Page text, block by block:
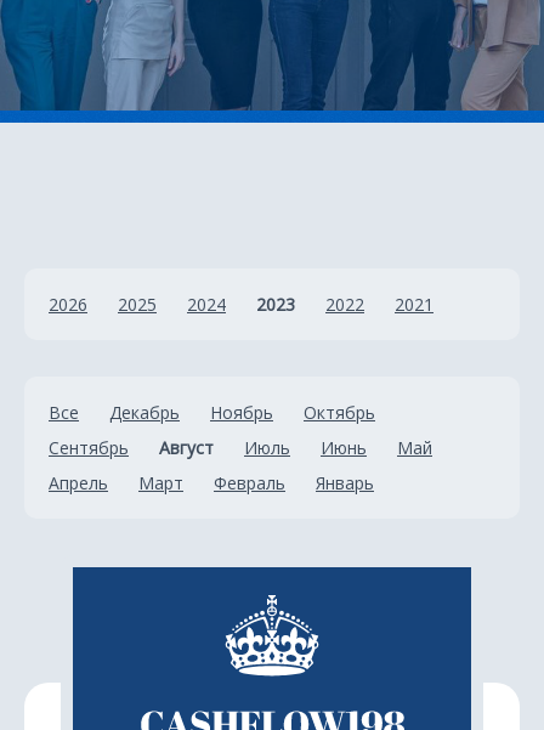
2026 2025 2024 2023 2022 2021
Все Декабрь Ноябрь
Октябрь
Сентябрь
Август Июль Июнь
Май
Апрель
Март Февраль Январь